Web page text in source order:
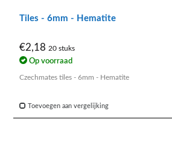
Tiles - 6mm - Hematite
€2,18 20 stuks
Op voorraad
Czechmates tiles - 6mm - Hematite
Toevoegen aan vergelijking